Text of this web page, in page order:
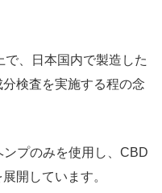
、日本国内で製造した
検査を実施する程の念
ンプのみを使用し、CBD
開しています。